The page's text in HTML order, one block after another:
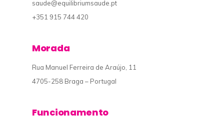
saude@equilibriumsaude.pt
+351 915 744 420
Morada
Rua Manuel Ferreira de Araújo, 11
4705-258 Braga – Portugal
Funcionamento